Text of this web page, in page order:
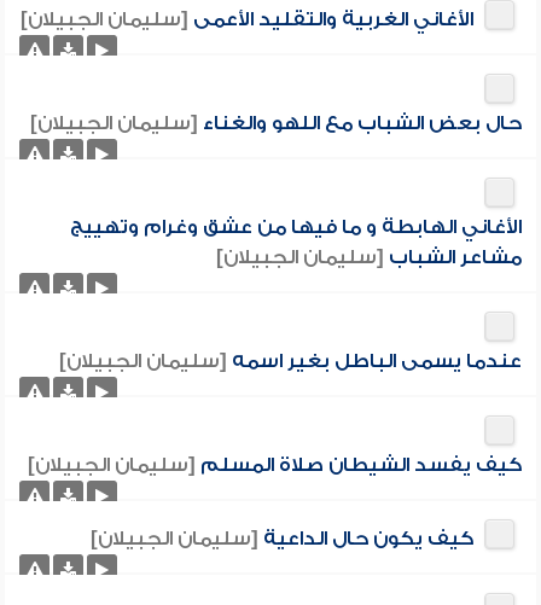
الأغاني الغربية والتقليد الأعمى [سليمان الجبيلان]
حال بعض الشباب مع اللهو والغناء [سليمان الجبيلان]
الأغاني الهابطة و ما فيها من عشق وغرام وتهييج
مشاعر الشباب [سليمان الجبيلان]
عندما يسمى الباطل بغير اسمه [سليمان الجبيلان]
كيف يفسد الشيطان صلاة المسلم [سليمان الجبيلان]
كيف يكون حال الداعية [سليمان الجبيلان]